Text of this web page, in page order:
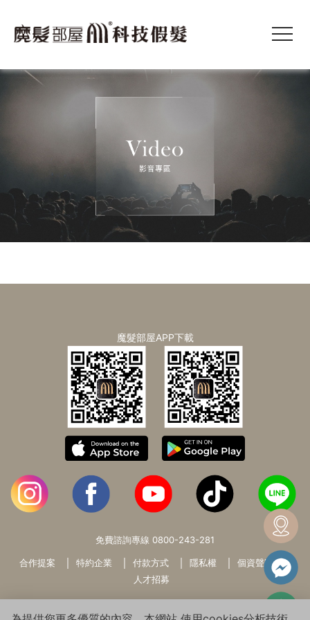
魔髮部屋APP下載
免費諮詢專線 0800-243-281
合作提案 特約企業 付款方式 隱私權
個資聲明
人才招募